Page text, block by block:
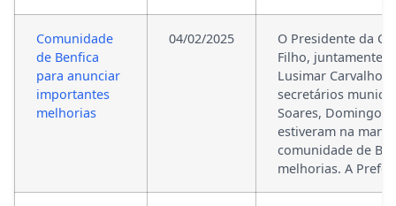
Comunidade
de Benfica
para anunciar
importantes
melhorias
04/02/2025
O Presidente da
Filho, juntamente
Lusimar Carvalho,
secretários
Soares, Domingos
estiveram na
comunidade de
melhorias. A